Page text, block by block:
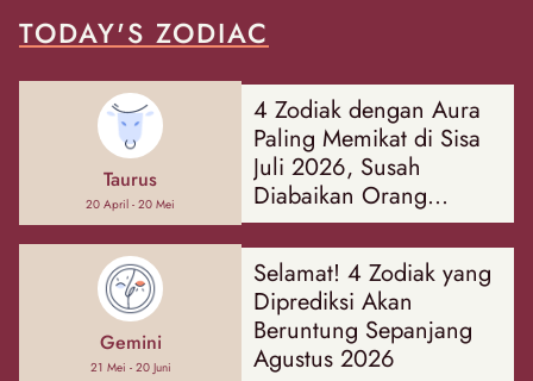
TODAY'S ZODIAC
Taurus
20 April - 20 Mei
4 Zodiak dengan Aura
Paling Memikat di Sisa
Juli 2026, Susah
Diabaikan Orang
Sekitar!
Gemini
21 Mei - 20 Juni
Selamat! 4 Zodiak yang
Diprediksi Akan
Beruntung Sepanjang
Agustus 2026